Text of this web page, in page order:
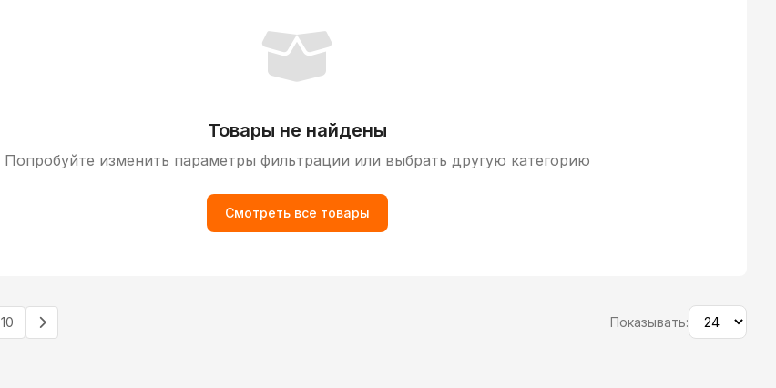
Товары не найдены
Попробуйте изменить параметры фильтрации или выбрать другую категорию
Смотреть все товары
10 Показывать: